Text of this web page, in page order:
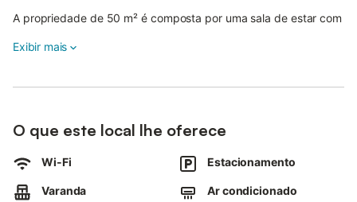
A propriedade de 50 m² é composta por uma sala de estar com
quarto e 1 casa de banho e pode, portanto, acomodar 4
aquecimento, bem como uma máquina de lavar roupa.
O apartamento de férias dispõe de uma varanda privada para
noites relaxantes.
A propriedade está localizada perto da praia e de ligações de
Exibir mais
O que este local lhe oferece
Wi-Fi Estacionamento
Varanda Ar condicionado